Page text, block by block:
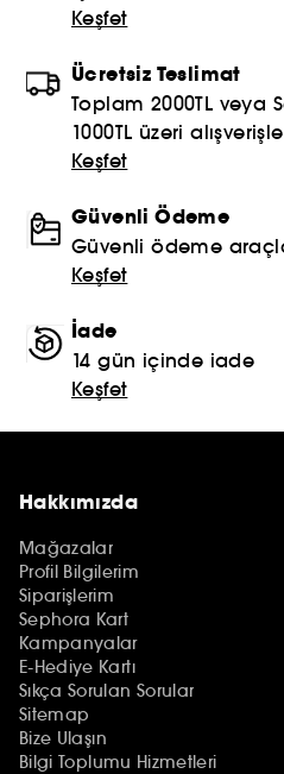
kremi bir kerede alıyorlardı.
Keşfet
Ücretsiz Teslimat
Toplam 2000TL veya
1000TL üzeri
Keşfet
Güvenli Ödeme
Güvenli ödeme
Keşfet
İade
14 gün içinde iade
Keşfet
Hakkımızda
Mağazalar
Profil Bilgilerim
Siparişlerim
Sephora Kart
Kampanyalar
E-Hediye Kartı
Sıkça Sorulan Sorular
Sitemap
Bize Ulaşın
Bilgi Toplumu Hizmetleri